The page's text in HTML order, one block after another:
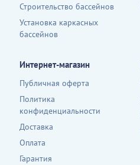
Строительство бассейнов
Установка каркасных
бассейнов
Интернет-магазин
Публичная оферта
Политика
конфиденциальности
Доставка
Оплата
Гарантия